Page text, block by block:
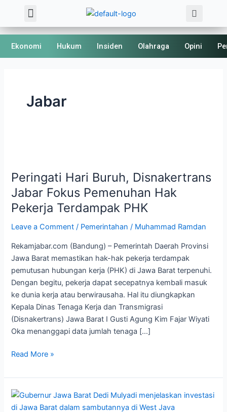
content
Menu
Ekonomi Hukum Insiden Olahraga Opini
Jabar
Peringati Hari Buruh, Disnakertrans
Jabar Fokus Pemenuhan Hak
Pekerja Terdampak PHK
Leave a Comment / Pemerintahan / Muhammad Ramdan
Rekamjabar.com (Bandung) – Pemerintah Daerah Provinsi
Jawa Barat memastikan hak-hak pekerja terdampak
pemutusan hubungan kerja (PHK) di Jawa Barat terpenuhi.
Dengan begitu, pekerja dapat secepatnya kembali masuk
ke dunia kerja atau berwirausaha. Hal itu diungkapkan
Kepala Dinas Tenaga Kerja dan Transmigrasi
(Disnakertrans) Jawa Barat I Gusti Agung Kim Fajar Wiyati
Oka menanggapi data jumlah tenaga […]
Buruh,
Disnakertrans
Jabar
Fokus
Pemenuhan
Pekerja
Terdampak
PHK
Read More »
Dedi
Mulyadi
pagination